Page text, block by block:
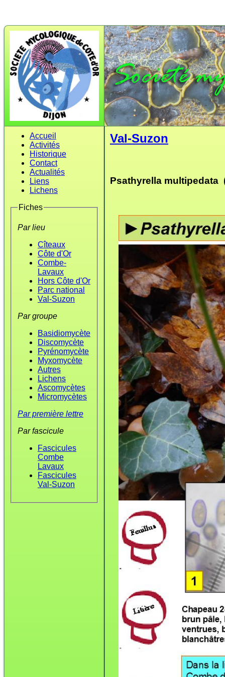
Accueil
Activités
Historique
Contact
Actualités
Liens
Lichens
Fiches
Par lieu
Cîteaux
Côte d'Or
Combe-
Lavaux
Hors Côte d'Or
Parc national
Val-Suzon
Par groupe
Basidiomycète
Discomycète
Pyrénomycète
Myxomycète
Autres
Lichens
Ascomycètes
Micromycètes
Par première lettre
Par fascicule
Fascicules
Combe
Lavaux
Fascicules
Val-Suzon
Val-Suzon
Psathyrella multipedata